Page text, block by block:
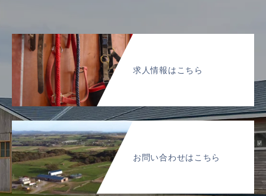
求人情報はこちら
お問い合わせはこちら